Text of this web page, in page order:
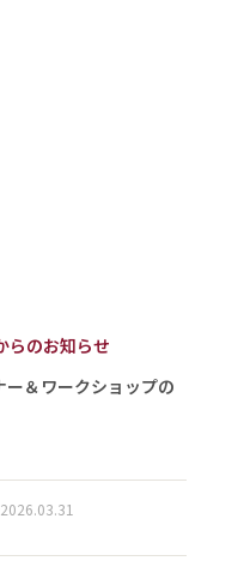
らのお知らせ
＆ワークショップの
2026.03.31